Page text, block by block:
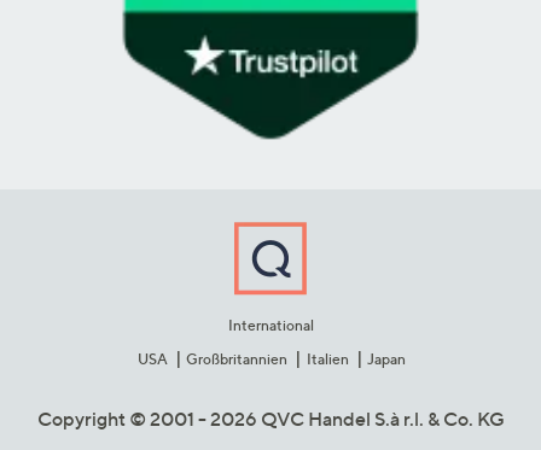
International
USA
Großbritannien Italien Japan
Copyright © 2001 - 2026 QVC Handel S.à r.l. & Co. KG